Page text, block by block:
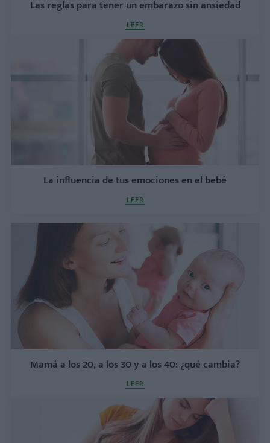
Las reglas para tener un embarazo sin ansiedad
LEER
La influencia de tus emociones en el bebé
LEER
Mamá a los 20, a los 30 y a los 40: ¿qué cambia?
LEER